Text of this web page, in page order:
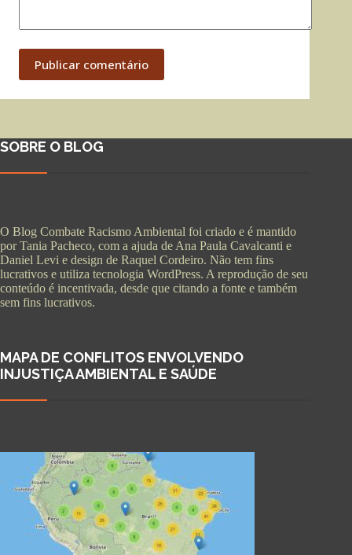
Publicar comentário
SOBRE O BLOG
O Blog Combate Racismo Ambiental foi criado e é mantido
por Tania Pacheco, com a ajuda de Ana Paula Cavalcanti e
Daniel Levi e design de Raquel Cordeiro. Não tem fins
lucrativos e utiliza tecnologia WordPress. A reprodução de seu
conteúdo é incentivada, desde que citando a fonte e também
sem fins lucrativos.
MAPA DE CONFLITOS ENVOLVENDO
INJUSTIÇA AMBIENTAL E SAÚDE